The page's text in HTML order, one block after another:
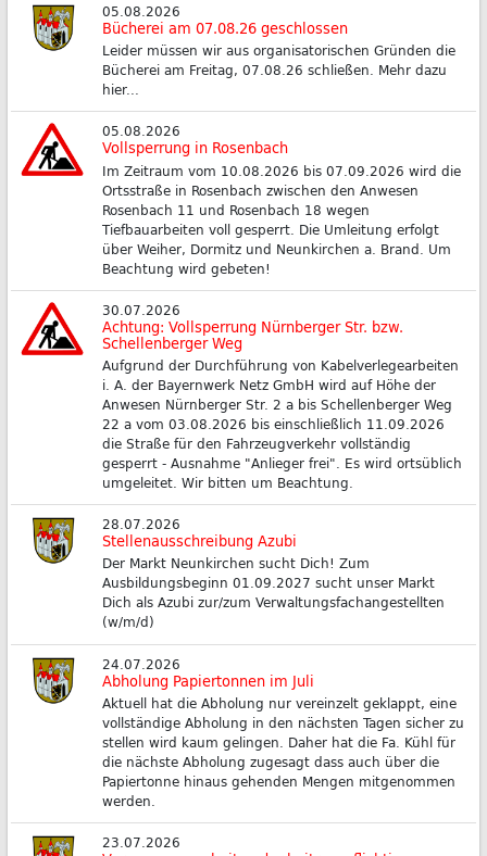
05.08.2026
Bücherei am 07.08.26 geschlossen
Leider müssen wir aus organisatorischen Gründen die
Bücherei am Freitag, 07.08.26 schließen. Mehr dazu
hier...
05.08.2026
Vollsperrung in Rosenbach
Im Zeitraum vom 10.08.2026 bis 07.09.2026 wird die
Ortsstraße in Rosenbach zwischen den Anwesen
Rosenbach 11 und Rosenbach 18 wegen
Tiefbauarbeiten voll gesperrt. Die Umleitung erfolgt
über Weiher, Dormitz und Neunkirchen a. Brand. Um
Beachtung wird gebeten!
30.07.2026
Achtung: Vollsperrung Nürnberger Str. bzw.
Schellenberger Weg
Aufgrund der Durchführung von Kabelverlegearbeiten
i. A. der Bayernwerk Netz GmbH wird auf Höhe der
Anwesen Nürnberger Str. 2 a bis Schellenberger Weg
22 a vom 03.08.2026 bis einschließlich 11.09.2026
die Straße für den Fahrzeugverkehr vollständig
gesperrt - Ausnahme "Anlieger frei". Es wird ortsüblich
umgeleitet. Wir bitten um Beachtung.
28.07.2026
Stellenausschreibung Azubi
Der Markt Neunkirchen sucht Dich! Zum
Ausbildungsbeginn 01.09.2027 sucht unser Markt
Dich als Azubi zur/zum Verwaltungsfachangestellten
(w/m/d)
24.07.2026
Abholung Papiertonnen im Juli
Aktuell hat die Abholung nur vereinzelt geklappt, eine
vollständige Abholung in den nächsten Tagen sicher zu
stellen wird kaum gelingen. Daher hat die Fa. Kühl für
die nächste Abholung zugesagt dass auch über die
Papiertonne hinaus gehenden Mengen mitgenommen
werden.
23.07.2026